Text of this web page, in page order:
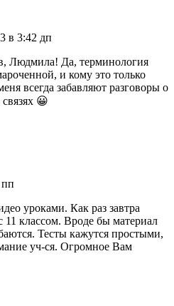
в 3:42 дп
Людмила! Да, терминология
и кому это только
всегда забавляют разговоры о
😀
пп
уроками. Как раз завтра
классом. Вроде бы материал
Тесты кажутся простыми,
уч-ся. Огромное Вам